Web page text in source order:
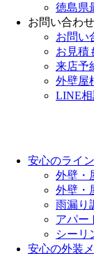
徳島県
お問い合わせ
お問い
お見積
来店予
外壁屋
LINE相
安心のライ
外壁・
外壁・
雨漏り
アパー
シーリ
安心の外装